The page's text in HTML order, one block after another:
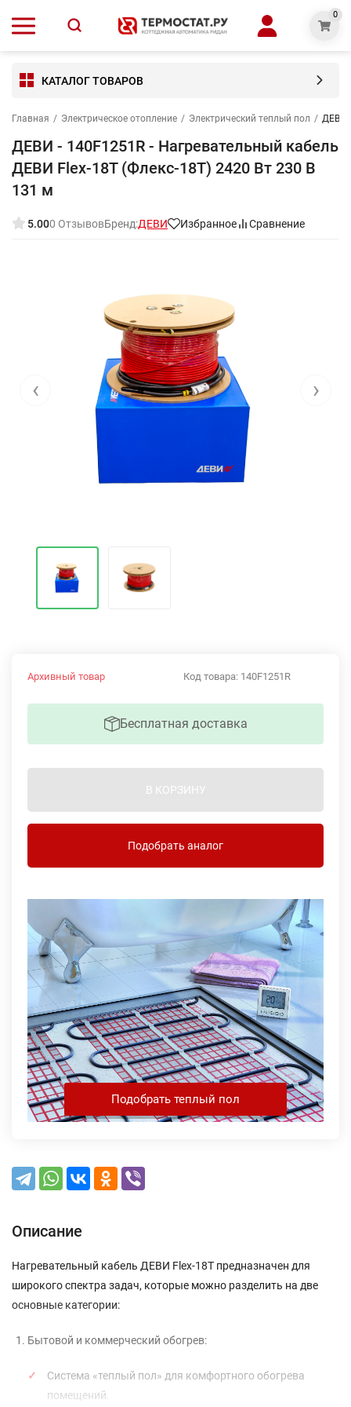
0
КАТАЛОГ ТОВАРОВ
Главная / Электрическое отопление / Электрический теплый пол / ДЕВИ
ДЕВИ - 140F1251R - Нагревательный кабель
ДЕВИ Flex-18T (Флекс-18Т) 2420 Вт 230 В
131 м
5.000 ОтзывовБренд:ДЕВИ Избранное Сравнение
‹ ›
Код товара: 140F1251R
Архивный товар
Бесплатная доставка
В КОРЗИНУ
Подобрать аналог
Подобрать теплый пол
Описание
Нагревательный кабель ДЕВИ Flex-18T предназначен для
широкого спектра задач, которые можно разделить на две
основные категории:
Бытовой и коммерческий обогрев:
Система «теплый пол» для комфортного обогрева
помещений.